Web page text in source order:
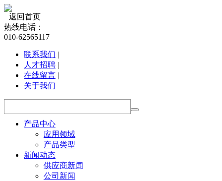
返回首页
热线电话：
010-62565117
联系我们 |
人才招聘 |
在线留言 |
关于我们
产品中心
应用领域
产品类型
新闻动态
供应商新闻
公司新闻